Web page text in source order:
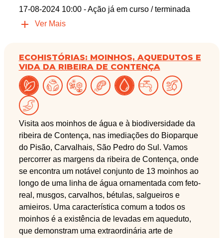
17-08-2024 10:00 - Ação já em curso / terminada
Ver Mais
ECOHISTÓRIAS: MOINHOS, AQUEDUTOS E
VIDA DA RIBEIRA DE CONTENÇA
Visita aos moinhos de água e à biodiversidade da
ribeira de Contença, nas imediações do Bioparque
do Pisão, Carvalhais, São Pedro do Sul. Vamos
percorrer as margens da ribeira de Contença, onde
se encontra um notável conjunto de 13 moinhos ao
longo de uma linha de água ornamentada com feto-
real, musgos, carvalhos, bétulas, salgueiros e
amieiros. Uma característica comum a todos os
moinhos é a existência de levadas em aqueduto,
que demonstram uma extraordinária arte de